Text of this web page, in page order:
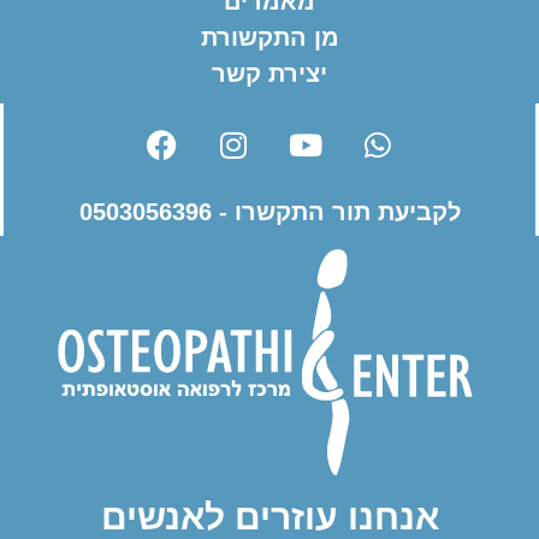
מן התקשורת
יצירת קשר
לקביעת תור התקשרו - 0503056396
אנחנו עוזרים לאנשים